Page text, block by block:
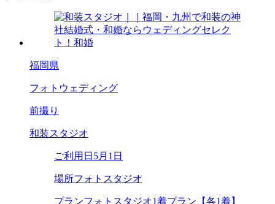
福岡県
フォトウェディング
前撮り
和装スタジオ
ご利用日 5月1日
場所フォトスタジオ
プランフォトスタジオ1着プラン【各1着】